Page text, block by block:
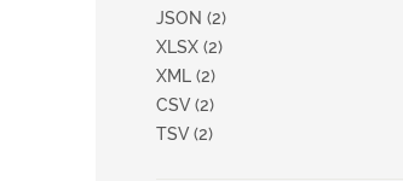
JSON (2)
XLSX (2)
XML (2)
CSV (2)
TSV (2)